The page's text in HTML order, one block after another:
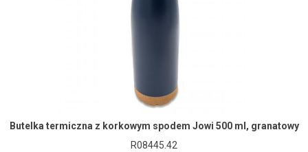
Butelka termiczna z korkowym spodem Jowi 500 ml, granatowy
R08445.42